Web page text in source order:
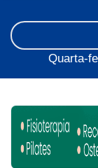
Quarta-